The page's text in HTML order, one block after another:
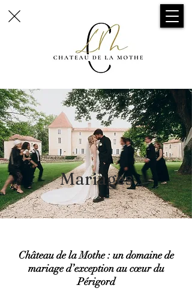
Mariages
Château de la Mothe : un domaine de
mariage d’exception au cœur du
Périgord